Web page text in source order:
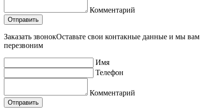
Комментарий
Заказать звонокОставьте свои контакные данные и мы вам
перезвоним
Имя
Телефон
Комментарий